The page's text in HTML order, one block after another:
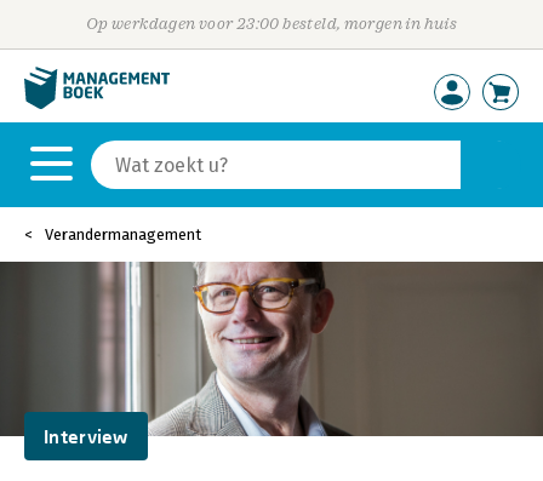
Op werkdagen voor 23:00 besteld, morgen in huis
Verandermanagement
Interview